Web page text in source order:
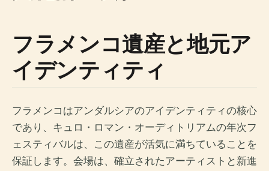
フラメンコ遺産と地元ア
イデンティティ
フラメンコはアンダルシアのアイデンティティの核心
であり、キュロ・ロマン・オーディトリアムの年次フ
ェスティバルは、この遺産が活気に満ちていることを
保証します。会場は、確立されたアーティストと新進